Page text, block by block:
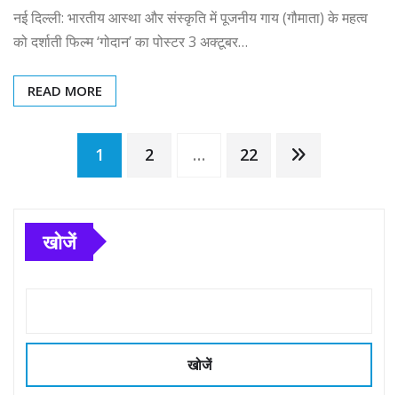
नई दिल्ली: भारतीय आस्था और संस्कृति में पूजनीय गाय (गौमाता) के महत्व
को दर्शाती फिल्म ‘गोदान’ का पोस्टर 3 अक्टूबर…
READ MORE
Posts
pagination
1 2 … 22
खोजें
खोजें